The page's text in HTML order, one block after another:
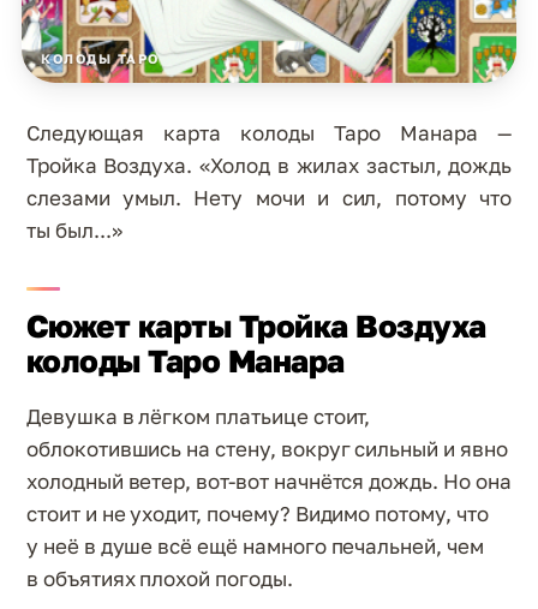
КОЛОДЫ ТАРО
Следующая карта колоды Таро Манара —
Тройка Воздуха. «Холод в жилах застыл, дождь
слезами умыл. Нету мочи и сил, потому что
ты был...»
Сюжет карты Тройка Воздуха
колоды Таро Манара
Девушка в лёгком платьице стоит,
облокотившись на стену, вокруг сильный и явно
холодный ветер, вот-вот начнётся дождь. Но она
стоит и не уходит, почему? Видимо потому, что
у неё в душе всё ещё намного печальней, чем
в объятиях плохой погоды.